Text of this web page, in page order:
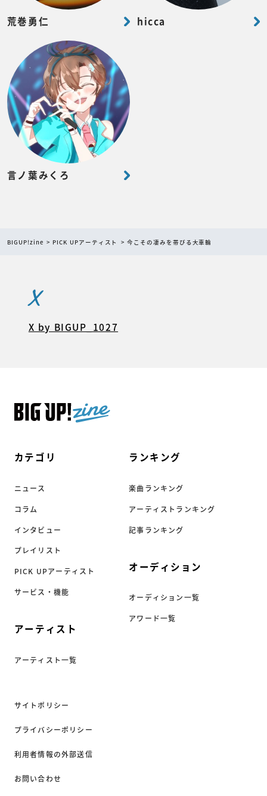
荒巻勇仁 hicca
言ノ葉みくろ
BIGUP!zine PICK UPアーティスト 今こその凄みを帯びる大車輪
カテゴリ
ニュース
コラム
インタビュー
プレイリスト
PICK UPアーティスト
サービス・機能
アーティスト
アーティスト一覧
ランキング
楽曲ランキング
アーティストランキング
記事ランキング
オーディション
オーディション一覧
アワード一覧
サイトポリシー
プライバシーポリシー
利用者情報の外部送信
お問い合わせ
X
X by BIGUP_1027